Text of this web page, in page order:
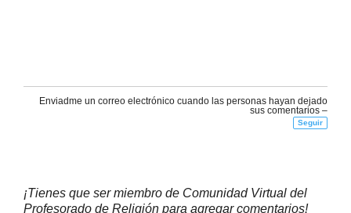
Enviadme un correo electrónico cuando las personas hayan dejado
sus comentarios –
Seguir
¡Tienes que ser miembro de Comunidad Virtual del
Profesorado de Religión para agregar comentarios!